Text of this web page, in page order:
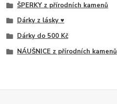
ŠPERKY z přírodních kamenů
Dárky z lásky ♥
Dárky do 500 Kč
NÁUŠNICE z přírodních kamenů